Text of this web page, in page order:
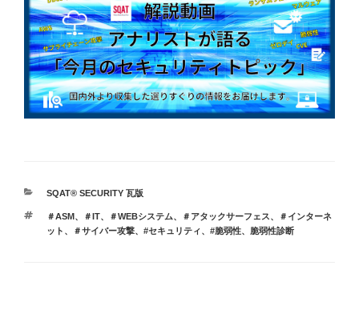
カ
ゴ
リ
SQAT® SECURITY 瓦版
タ
グ
＃ASM、 ＃IT、 ＃WEBシステム、 ＃アタックサーフェス、
＃インターネ
ット 、 ＃サイバー攻撃、 #セキュリティ、 #脆弱性、 脆弱性診断